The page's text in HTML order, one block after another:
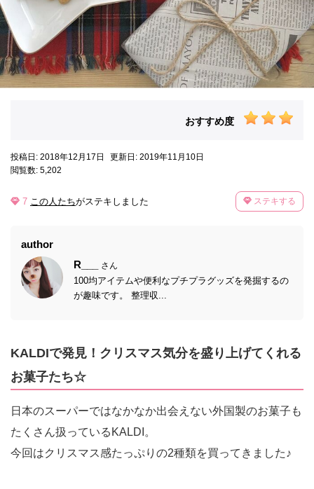
おすすめ度
投稿日: 2018年12月17日
更新日: 2019年11月10日
閲覧数: 5,202
7 この人たちがステキしました ステキする
author
R___
さん
100均アイテムや便利なプチプラグッズを発掘するの
が趣味です。 整理収...
KALDIで発見！クリスマス気分を盛り上げてくれる
お菓子たち☆
日本のスーパーではなかなか出会えない外国製のお菓子も
たくさん扱っているKALDI。
今回はクリスマス感たっぷりの2種類を買ってきました♪